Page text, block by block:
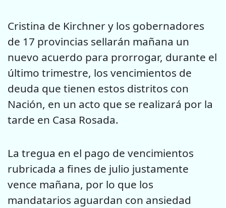
Cristina de Kirchner y los gobernadores
de 17 provincias sellarán mañana un
nuevo acuerdo para prorrogar, durante el
último trimestre, los vencimientos de
deuda que tienen estos distritos con
Nación, en un acto que se realizará por la
tarde en Casa Rosada.
La tregua en el pago de vencimientos
rubricada a fines de julio justamente
vence mañana, por lo que los
mandatarios aguardan con ansiedad